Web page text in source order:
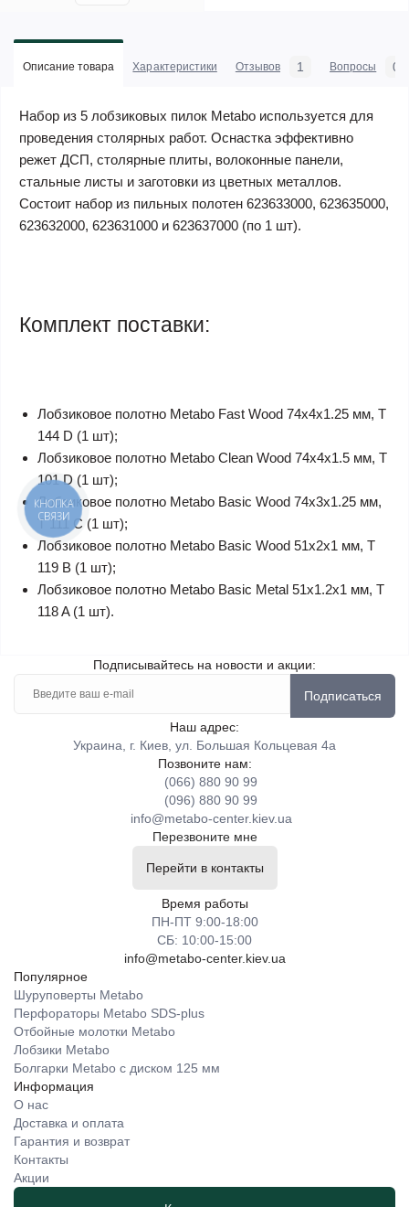
Описание товара Характеристики Отзывов 1 Вопросы 0
Набор из 5 лобзиковых пилок Metabo используется для
проведения столярных работ. Оснастка эффективно
режет ДСП, столярные плиты, волоконные панели,
стальные листы и заготовки из цветных металлов.
Состоит набор из пильных полотен 623633000, 623635000,
623632000, 623631000 и 623637000 (по 1 шт).
Комплект поставки:
Лобзиковое полотно Metabo Fast Wood 74х4х1.25 мм, T
144 D (1 шт);
Лобзиковое полотно Metabo Clean Wood 74х4х1.5 мм, T
101 D (1 шт);
Лобзиковое полотно Metabo Basic Wood 74х3х1.25 мм,
T 111 C (1 шт);
Лобзиковое полотно Metabo Basic Wood 51х2х1 мм, T
119 B (1 шт);
Лобзиковое полотно Metabo Basic Metal 51х1.2х1 мм, T
118 A (1 шт).
Подписывайтесь на новости и акции:
Подписаться
Наш адрес:
Украина, г. Киев, ул. Большая Кольцевая 4а
Позвоните нам:
(066) 880 90 99
(096) 880 90 99
info@metabo-center.kiev.ua
Перезвоните мне
Перейти в контакты
Время работы
ПН-ПТ 9:00-18:00
СБ: 10:00-15:00
info@metabo-center.kiev.ua
Популярное
Шуруповерты Metabo
Перфораторы Metabo SDS-plus
Отбойные молотки Metabo
Лобзики Metabo
Болгарки Metabo с диском 125 мм
Информация
О нас
Доставка и оплата
Гарантия и возврат
Контакты
Акции
КНОПКА
СВЯЗИ